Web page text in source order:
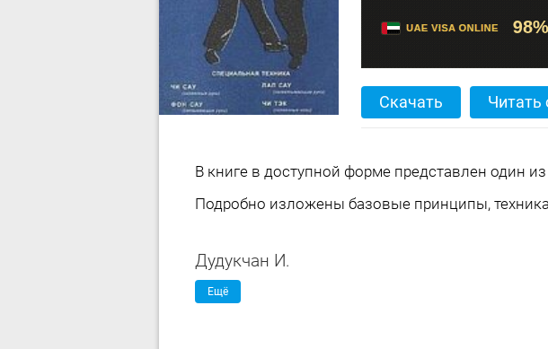
Скачать Читать
В книге в доступной форме представлен один
Подробно изложены базовые принципы,
Дудукчан И.
Ещё